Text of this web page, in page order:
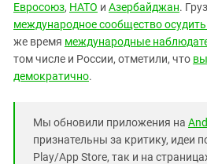
Евросоюз, НАТО и Азербайджан.
международное сообщество
же время международные
том числе и России, отметили, что
демократично.
Мы обновили приложения на
признательны за критику, идеи
Play/App Store, так и на